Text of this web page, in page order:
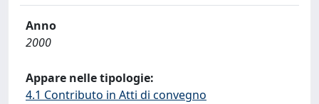
Anno
2000
Appare nelle tipologie:
4.1 Contributo in Atti di convegno